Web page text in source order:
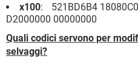
x100: 521BD6B4
D2000000 00000000
Quali codici servono per
selvaggi?